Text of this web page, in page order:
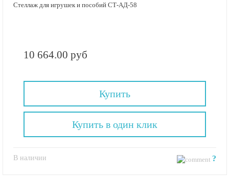
Стеллаж для игрушек и пособий СТ-АД-58
10 664.00 руб
Купить
В наличии ?
Купить в один клик